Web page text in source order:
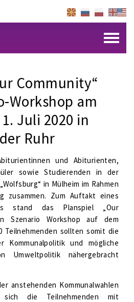
Community“
Workshop am
Juli 2020 in
Ruhr
und Abiturienten,
sowie Studierenden in der
in Mülheim im Rahmen
zusammen. Zum Auftakt eines
stand das Planspiel „Our
Szenario Workshop auf dem
Teilnehmenden sollten somit die
Kommunalpolitik und mögliche
Umweltpolitik nähergebracht
anstehenden Kommunalwahlen
die Teilnehmenden mit